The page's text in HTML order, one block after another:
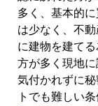
多く、基本的
は少なく、不
に建物を建て
方が多く現地
気付かれずに
トでも難しい条